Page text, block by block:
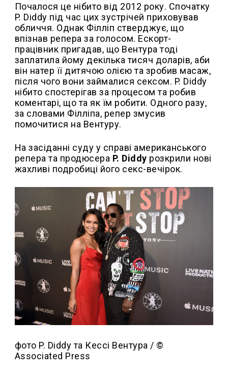
Почалося це нібито від 2012 року. Спочатку
P. Diddy під час цих зустрічей приховував
обличчя. Однак Філліп стверджує, що
впізнав репера за голосом. Ескорт-
працівник пригадав, що Вентура тоді
заплатила йому декілька тисяч доларів, аби
він натер її дитячою олією та зробив масаж,
після чого вони займалися сексом. P. Diddy
нібито спостерігав за процесом та робив
коментарі, що та як їм робити. Одного разу,
за словами Філліпа, репер змусив
помочитися на Вентуру.
На засіданні суду у справі американського
репера та продюсера P. Diddy розкрили нові
жахливі подробиці його секс-вечірок.
фото P. Diddy та Кессі Вентура / ©
Associated Press